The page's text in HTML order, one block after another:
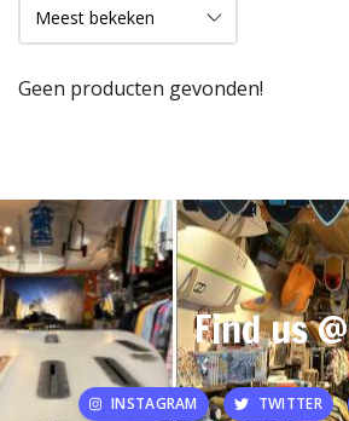
Geen producten gevonden!
Find us @
INSTAGRAM TWITTER